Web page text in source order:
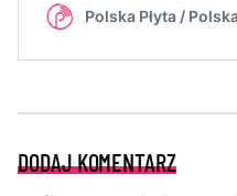
DODAJ KOMENTARZ